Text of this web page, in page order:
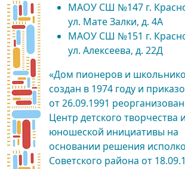
МАОУ СШ №147 г.
ул. Мате Залки, д. 4А
МАОУ СШ №151 г.
ул. Алексеева, д. 22Д
«Дом пионеров и
создан в 1974 году и
от 26.09.1991
Центр детского творчества и
юношеской инициативы на
основании решения
Советского района от